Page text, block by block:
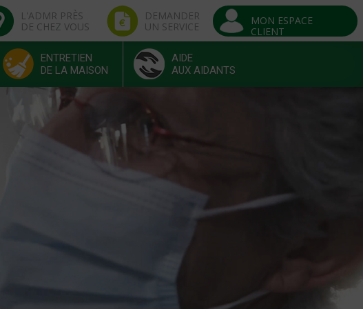
L'ADMR PRÈS
DE CHEZ VOUS
DEMANDER
UN SERVICE
MON ESPACE
CLIENT
ENTRETIEN
DE LA MAISON
AIDE
AUX AIDANTS